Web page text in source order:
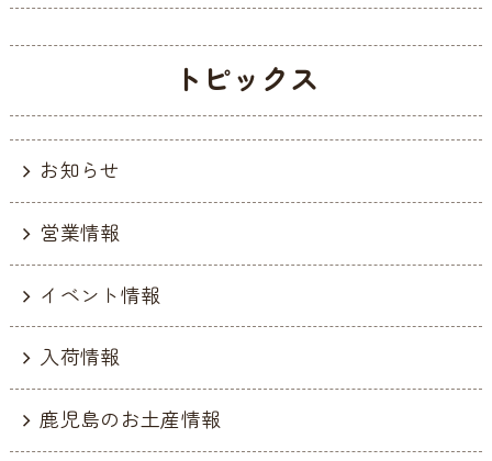
トピックス
お知らせ
営業情報
イベント情報
入荷情報
鹿児島のお土産情報